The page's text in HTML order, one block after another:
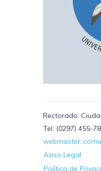
Rectorado:
Tel: (0297) 455-
Aviso Legal
Política de